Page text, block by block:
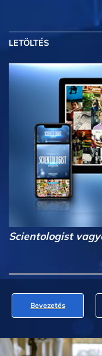
LETÖLTÉS
Scientologist
Bevezetés